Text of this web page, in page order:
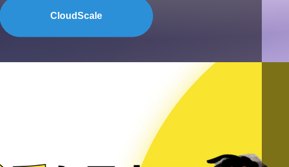
り、企業ごとに最適化されたインフラ分離を実現
し、データの完全分離を保証します。AI時代に適応
以上のDataLakeデータを収集・分析する高速データ
CloudScale